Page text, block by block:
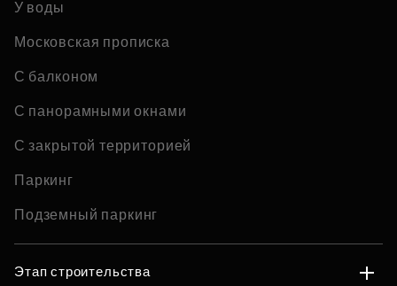
У воды
Московская прописка
С балконом
С панорамными окнами
С закрытой территорией
Паркинг
Подземный паркинг
Этап строительства